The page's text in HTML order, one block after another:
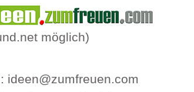
möglich)
: ideen@zumfreuen.com